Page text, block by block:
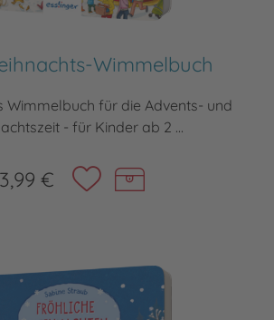
Wimmelbuch
Wimmelbuch für die Advents- und
- für Kinder ab 2 ...
3,99 €